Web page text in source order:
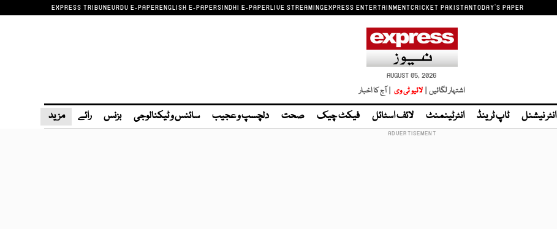
EXPRESS TRIBUNEURDU E-PAPERENGLISH E-PAPERSINDHI E-PAPERLIVE STREAMINGEXPRESS ENTERTAINMENTCRICKET PAKISTANTODAY'S PAPER
AUGUST 05, 2026
اشتہار لگائیں | لائیو ٹی وی | آج کا اخبار
انٹر نیشنل ٹاپ ٹرینڈ انٹرٹینمنٹ لائف اسٹائل فیکٹ چیک صحت دلچسپ و عجیب سائنس و ٹیکنالوجی بزنس رائے مزید